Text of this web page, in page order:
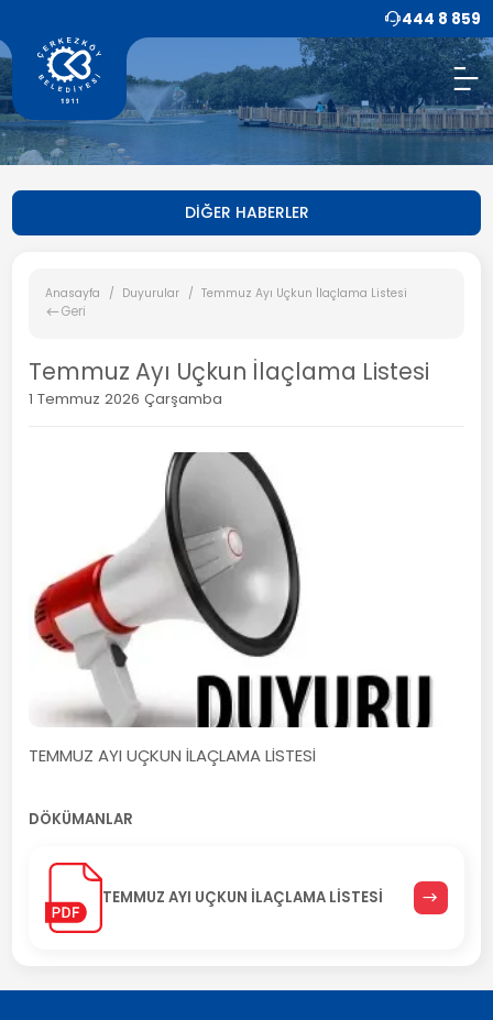
444 8 859
DİĞER HABERLER
Anasayfa Duyurular Temmuz Ayı Uçkun İlaçlama Listesi
Geri
Temmuz Ayı Uçkun İlaçlama Listesi
1 Temmuz 2026 Çarşamba
TEMMUZ AYI UÇKUN İLAÇLAMA LİSTESİ
DÖKÜMANLAR
TEMMUZ AYI UÇKUN İLAÇLAMA LİSTESİ